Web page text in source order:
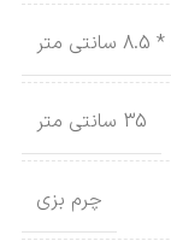
35 سانتی متر
چرم بزی